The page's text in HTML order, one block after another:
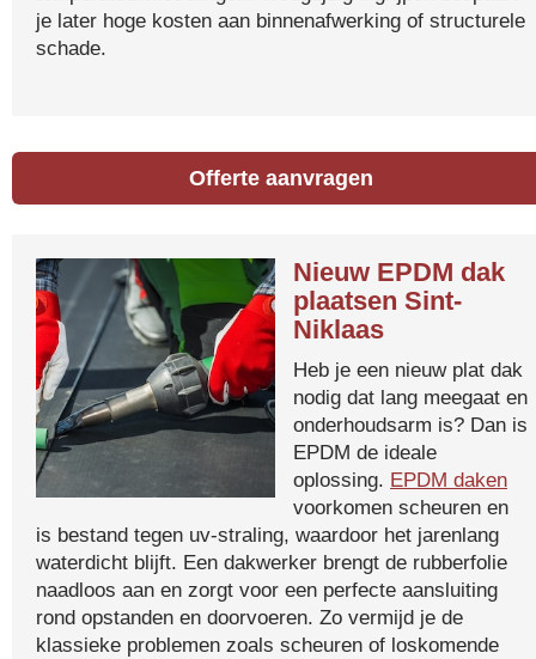
je later hoge kosten aan binnenafwerking of structurele
schade.
Offerte aanvragen
Nieuw EPDM dak
plaatsen Sint-
Niklaas
Heb je een nieuw plat dak
nodig dat lang meegaat en
onderhoudsarm is? Dan is
EPDM de ideale
oplossing. EPDM daken
voorkomen scheuren en
is bestand tegen uv-straling, waardoor het jarenlang
waterdicht blijft. Een dakwerker brengt de rubberfolie
naadloos aan en zorgt voor een perfecte aansluiting
rond opstanden en doorvoeren. Zo vermijd je de
klassieke problemen zoals scheuren of loskomende